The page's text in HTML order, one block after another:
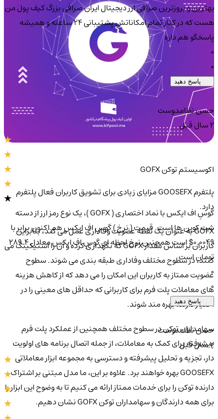
اکوسیستم توکن GOFX
پلتفرم GOOSEFX مزایای زیادی برای تشویق کاربران فعال پلتفرم
دارد.
GOFX به عنوان یک نقطه عضویت وفاداری عمل می کند، بنابراین
کاربران بر اساس مقدار GOFX که نگهداری کرده و آن را استیکینگ می
کنند، در سطوح مختلف وفاداری طبقه بندی می شوند. سطوح
عضویت ممتاز به کاربران این امکان را می دهد که از کاهش هزینه
های معاملات پلت فرم برای کاربرانی که حداقل های معینی را در
اختیار دارند، بهره مند شوند.
سهامداران توکن در سطوح مختلف همچنین از عملکرد پلت فرم
پیشرفته برای کمک به معاملات، از جمله اتصال برنامه های اولویت
دار، تجزیه و تحلیل پیشرفته و دسترسی به مجموعه ابزار معاملاتی
GOOSEFX بهره خواهند برد. علاوه بر این، ما مدل مبتنی بر اشتراک
دارنده توکن را برای خدمات ممتاز ارائه می کنیم تا به وضوح این ابزار را
برای همه دارندگان و سهامداران توکن GOFX نشان دهیم.
بهترین و بروزترین صرافی ارز دیجیتال ایران صرافی بزرگ کیف پول من
هست که در کنار تمام امکاناتش پشتیبانی 24 ساعته و همیشه
پاسخگو هم داره
پاسخ دهید
حسن نظامدوست
گوسِ اف ایکس با نماد اختصاری ( GOFX )، یک نوع رمز ارز از دسته
شت کوین ها است. قیمت ( نرخ ) گوسِ اف ایکس هم اکنون برابر با
0.0049$ است همچنین نرخ لحظه ای گوسِ اف ایکس معادل 289.4
تومان است
پاسخ دهید
حسن نظامدوست